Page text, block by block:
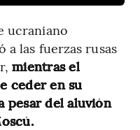
ucraniano
a las fuerzas rusas
mientras el
ceder en su
pesar del aluvión